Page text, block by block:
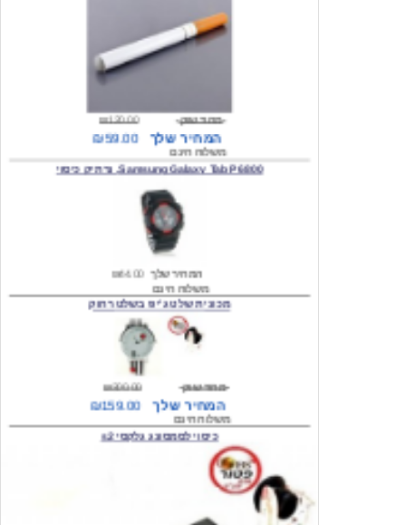
₪120.00
משלוח חינם
Samsung Galaxy Tab P6800, נרתיק כיסוי
המחיר שלך
משלוח חינם
₪300.00 מחיר שוק
₪159.00
כיסוי לסמסונג גלקסי s2